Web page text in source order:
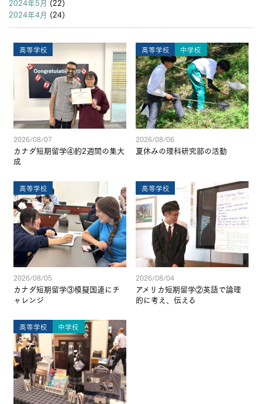
2024年5月 (22)
2024年4月 (24)
高等学校
2026/08/07
カナダ短期留学④約2週間の集大
成
高等学校 中学校
2026/08/06
夏休みの理科研究部の活動
高等学校
2026/08/05
カナダ短期留学③模擬国連にチ
ャレンジ
高等学校
2026/08/04
アメリカ短期留学②英語で論理
的に考え、伝える
高等学校 中学校